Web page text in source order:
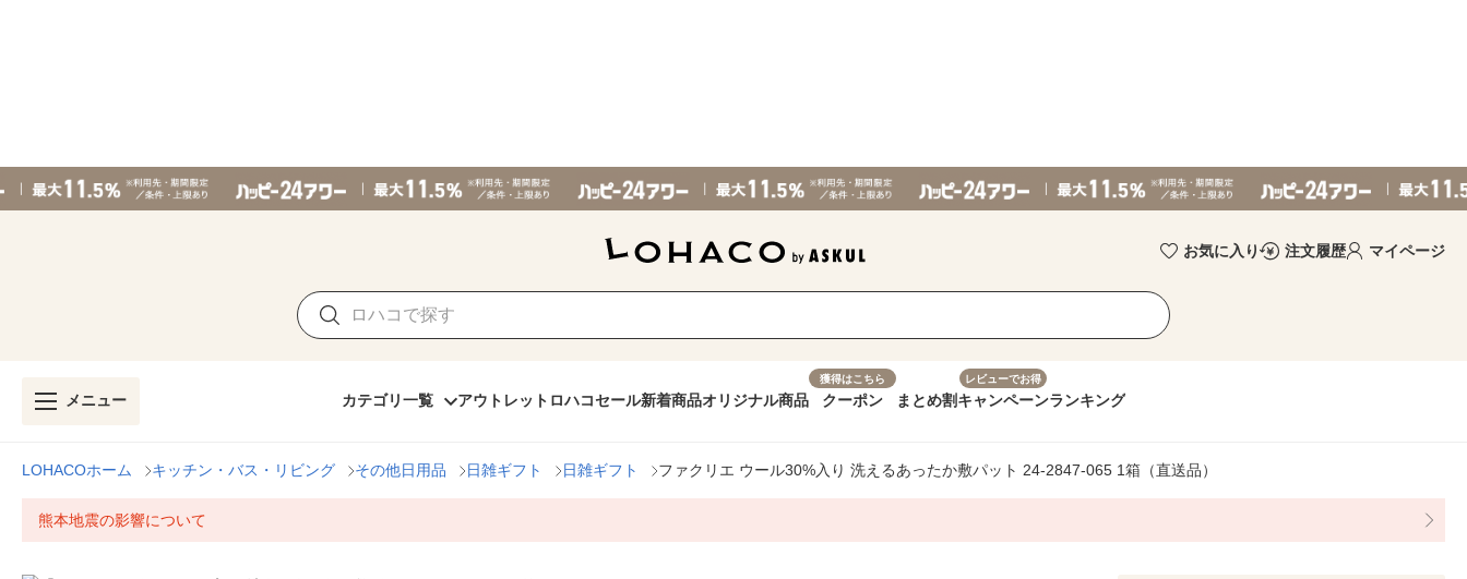
お気に入り 注文履歴 マイページ
メニュー カテゴリ一覧 アウトレット ロハコセール新着商品オリジナル商品
獲得はこちら
クーポン まとめ割
レビューでお得
キャンペーンランキング
LOHACOホーム キッチン・バス・リビング その他日用品 日雑ギフト 日雑ギフト ファクリエ ウール30%入り 洗えるあったか敷パット 24-2847-065 1箱（直送品）
熊本地震の影響について